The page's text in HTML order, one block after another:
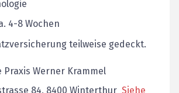
4-8 Wochen
teilweise gedeckt.
Praxis Werner Krammel
84, 8400 Winterthur Siehe